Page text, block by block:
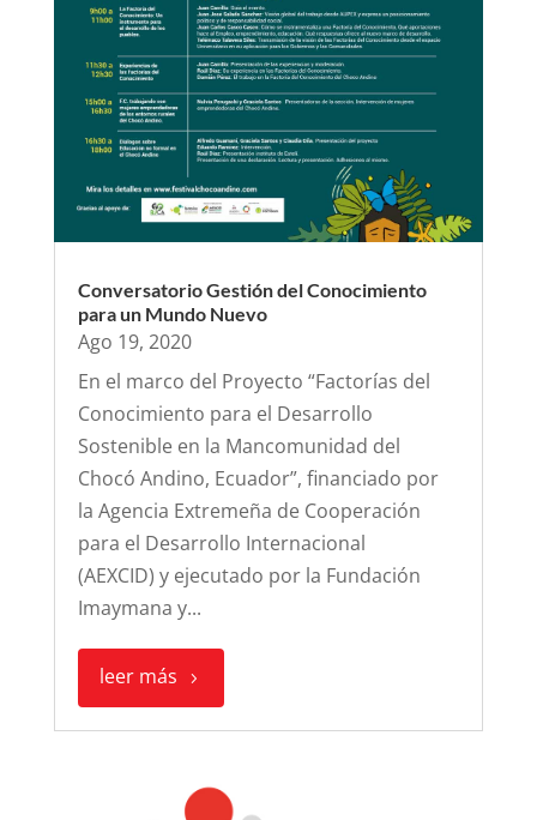
Conversatorio Gestión del Conocimiento
para un Mundo Nuevo
Ago 19, 2020
En el marco del Proyecto “Factorías del
Conocimiento para el Desarrollo
Sostenible en la Mancomunidad del
Chocó Andino, Ecuador”, financiado por
la Agencia Extremeña de Cooperación
para el Desarrollo Internacional
(AEXCID) y ejecutado por la Fundación
Imaymana y...
leer más